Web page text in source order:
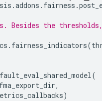
.addons . fairness .
the
. fairness_indicators(
(
,
)